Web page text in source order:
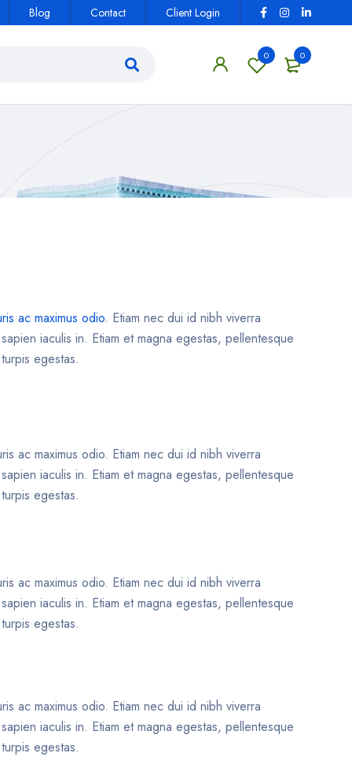
Blog Contact Client Login
0
0
ac maximus odio. Etiam nec dui id nibh viverra
iaculis in. Etiam et magna egestas, pellentesque
egestas.
ac maximus odio. Etiam nec dui id nibh viverra
iaculis in. Etiam et magna egestas, pellentesque
egestas.
ac maximus odio. Etiam nec dui id nibh viverra
iaculis in. Etiam et magna egestas, pellentesque
egestas.
ac maximus odio. Etiam nec dui id nibh viverra
iaculis in. Etiam et magna egestas, pellentesque
egestas.